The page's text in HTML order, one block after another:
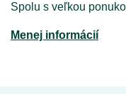
Spolu s veľkou
Menej informácií